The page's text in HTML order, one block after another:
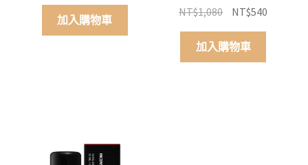
加入購物車
NT$1,080
原
始
價
格：
NT$540
加入購物車